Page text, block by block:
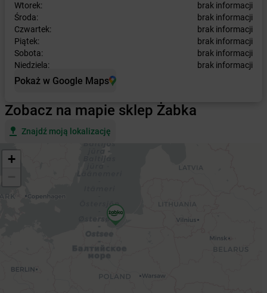
Wtorek:
brak informacji
Środa:
brak informacji
Czwartek:
brak informacji
Piątek:
brak informacji
Sobota:
brak informacji
Niedziela:
brak informacji
Pokaż w Google Maps
Zobacz na mapie sklep Żabka
Znajdź moją lokalizację
+